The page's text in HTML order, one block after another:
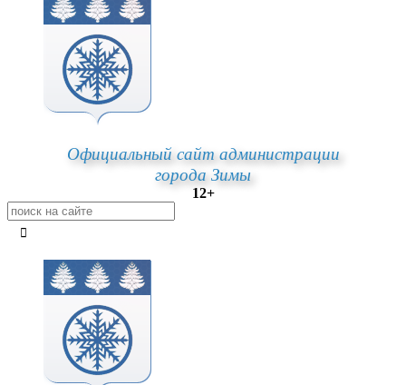
Официальный сайт администрации
города Зимы
12+